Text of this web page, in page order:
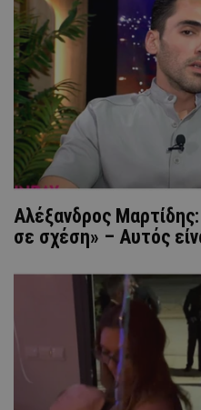
Αλέξανδρος
σε σχέση» – Αυτός